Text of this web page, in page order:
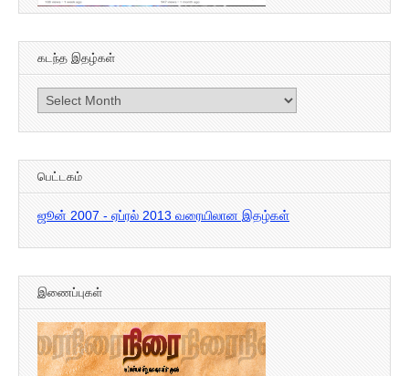
கடந்த இதழ்கள்
கடந்த
இதழ்கள்
பெட்டகம்
ஜூன் 2007 - ஏப்ரல் 2013 வரையிலான இதழ்கள்
இணைப்புகள்